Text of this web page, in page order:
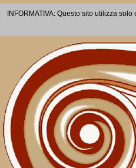
INFORMATIVA: Questo sito utilizza